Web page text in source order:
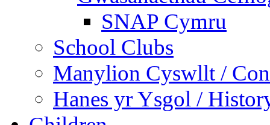
SNAP Cymru
School Clubs
Manylion Cyswllt /
Hanes yr Ysgol /